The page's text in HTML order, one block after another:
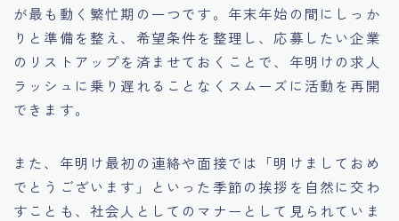
が最も動く繁忙期の一つです。年末年始の間にしっか
りと準備を整え、希望条件を整理し、応募したい企業
のリストアップを済ませておくことで、年明けの求人
ラッシュに乗り遅れることなくスムーズに活動を再開
できます。
また、年明け最初の連絡や面接では「明けましておめ
でとうございます」といった季節の挨拶を自然に交わ
すことも、社会人としてのマナーとして見られていま